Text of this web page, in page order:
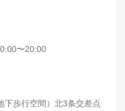
〜20:00
下歩行空間）北3条交差点